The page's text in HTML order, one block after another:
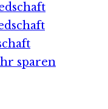
sparen